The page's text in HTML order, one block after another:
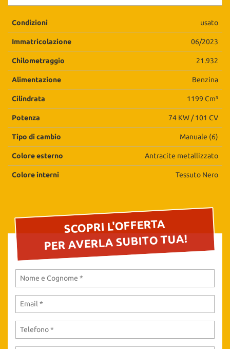
Condizioni usato
Immatricolazione 06/2023
Chilometraggio 21.932
Alimentazione Benzina
Cilindrata 1199 Cm³
Potenza 74 KW / 101 CV
Tipo di cambio Manuale (6)
Colore esterno Antracite metallizzato
Colore interni Tessuto Nero
SCOPRI L'OFFERTA
PER AVERLA SUBITO TUA!
strumenti
di
tracciamento
si
rimanda
alla
cookie
policy.
Puoi
e
modificare
tue
scelte
in
Cookie necessari
Cookie delle preferenze
Cookie per il miglioramento dell'esperienza utente